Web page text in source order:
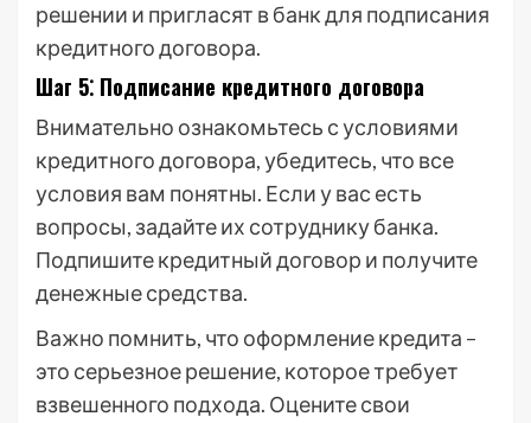
решении и пригласят в банк для подписания
кредитного договора.
Шаг 5⁚ Подписание кредитного договора
Внимательно ознакомьтесь с условиями
кредитного договора, убедитесь, что все
условия вам понятны. Если у вас есть
вопросы, задайте их сотруднику банка.
Подпишите кредитный договор и получите
денежные средства.
Важно помнить, что оформление кредита –
это серьезное решение, которое требует
взвешенного подхода. Оцените свои